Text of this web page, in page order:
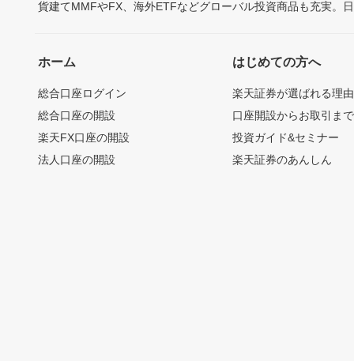
貨建てMMFやFX、海外ETFなどグローバル投資商品も充実。
ホーム
総合口座ログイン
総合口座の開設
楽天FX口座の開設
法人口座の開設
はじめての方へ
楽天証券が選ばれる理由
口座開設からお取引ま
投資ガイド&セミナー
楽天証券のあんしん